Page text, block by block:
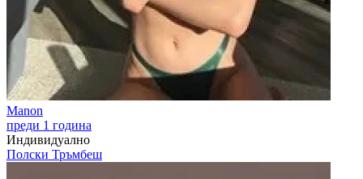
Manon
преди 1 година
Индивидуално
Полски Тръмбеш